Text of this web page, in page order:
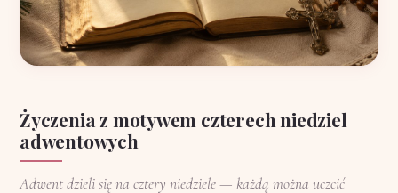
Życzenia z motywem czterech niedziel
adwentowych
Adwent dzieli się na cztery niedziele — każdą można uczcić